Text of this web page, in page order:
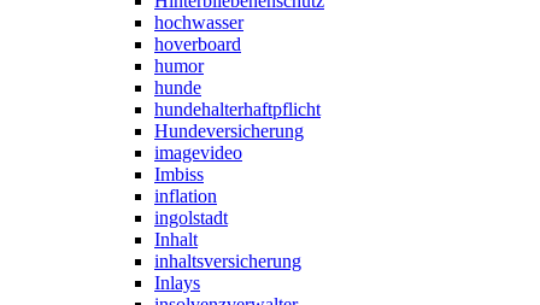
hochwasser
hoverboard
humor
hunde
hundehalterhaftpflicht
Hundeversicherung
imagevideo
Imbiss
inflation
ingolstadt
Inhalt
inhaltsversicherung
Inlays